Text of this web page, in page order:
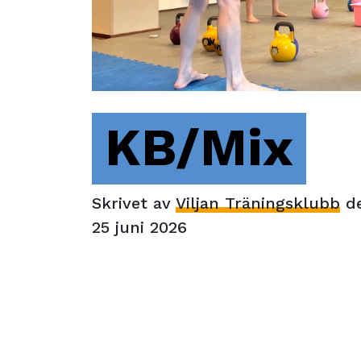
KB/Mix
Skrivet av Viljan Träningsklubb
25 juni 2026